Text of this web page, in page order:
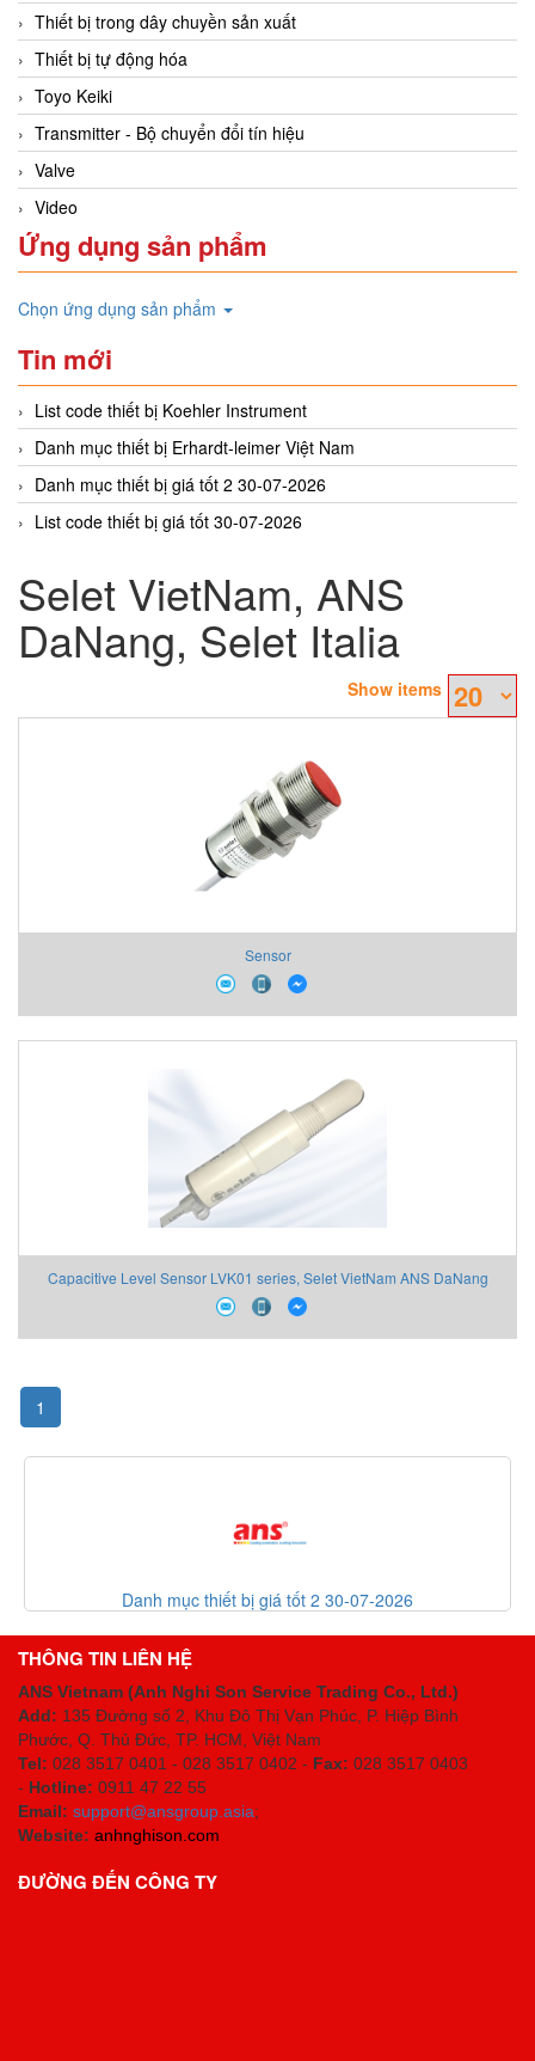
Thiết bị trong dây chuyền sản xuất
Thiết bị tự động hóa
Toyo Keiki
Transmitter - Bộ chuyển đổi tín hiệu
Valve
Video
Ứng dụng sản phẩm
Chọn ứng dụng sản phẩm
Tin mới
List code thiết bị Koehler Instrument
Danh mục thiết bị Erhardt-leimer Việt Nam
Danh mục thiết bị giá tốt 2 30-07-2026
List code thiết bị giá tốt 30-07-2026
Selet VietNam, ANS
DaNang, Selet Italia
Show items
Sensor
Capacitive Level Sensor LVK01 series, Selet VietNam ANS DaNang
1
mục thiết bị giá tốt 2 30-07-2026
THÔNG TIN LIÊN HỆ
ANS Vietnam (Anh Nghi Son Service Trading Co., Ltd.)
Add: 135 Đường số 2, Khu Đô Thị Vạn Phúc, P. Hiệp Bình
Phước, Q. Thủ Đức, TP. HCM , Việt Nam
Tel: 028 3517 0401 - 028 3517 0402 - Fax: 028 3517 0403
- Hotline: 0911 47 22 55
Email: support@ansgroup.asia;
Website: anhnghison.com
ĐƯỜNG ĐẾN CÔNG TY